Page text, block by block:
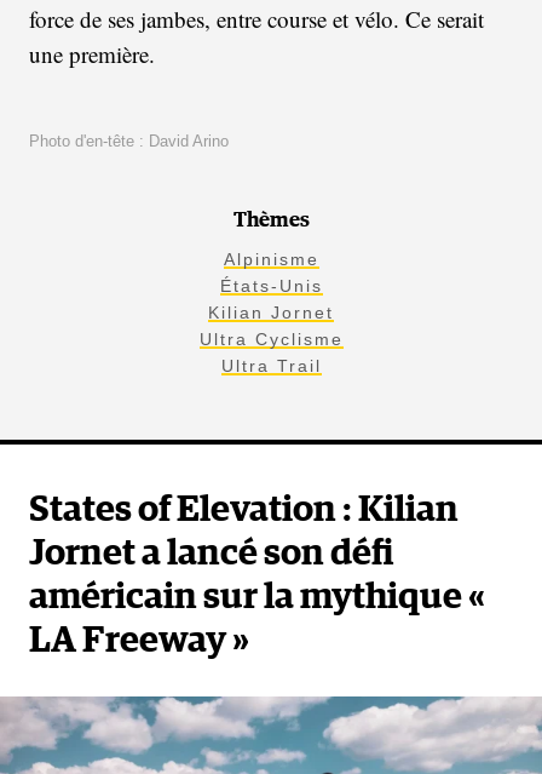
force de ses jambes, entre course et vélo. Ce serait
une première.
Photo d'en-tête : David Arino
Thèmes
Alpinisme
États-Unis
Kilian Jornet
Ultra Cyclisme
Ultra Trail
States of Elevation : Kilian
Jornet a lancé son défi
américain sur la mythique «
LA Freeway »